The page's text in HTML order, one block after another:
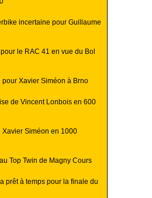
incertaine pour Guillaume
le RAC 41 en vue du Bol
pour Xavier Siméon à Brno
de Vincent Lonbois en 600
Siméon en 1000
Top Twin de Magny Cours
prêt à temps pour la finale du